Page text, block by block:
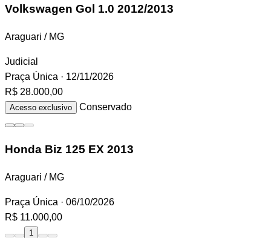
Volkswagen Gol 1.0 2012/2013
Araguari / MG
Judicial
Praça Única · 12/11/2026
R$ 28.000,00
Acesso exclusivo Conservado
Honda Biz 125 EX 2013
Araguari / MG
Praça Única · 06/10/2026
R$ 11.000,00
1